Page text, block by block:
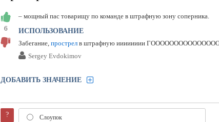
6
– мощный пас товарищу по команде в штрафную зону соперника.
ИСПОЛЬЗОВАНИЕ
Забегание, прострел в штрафную ииииииии
Sergey Evdokimov
ДОБАВИТЬ ЗНАЧЕНИЕ
? Слоупок